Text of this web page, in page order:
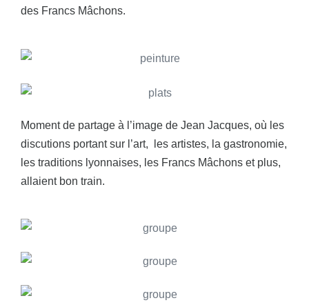
des Francs Mâchons.
Moment de partage à l’image de Jean Jacques, où les
discutions portant sur l’art, les artistes, la gastronomie,
les traditions lyonnaises, les Francs Mâchons et plus,
allaient bon train.